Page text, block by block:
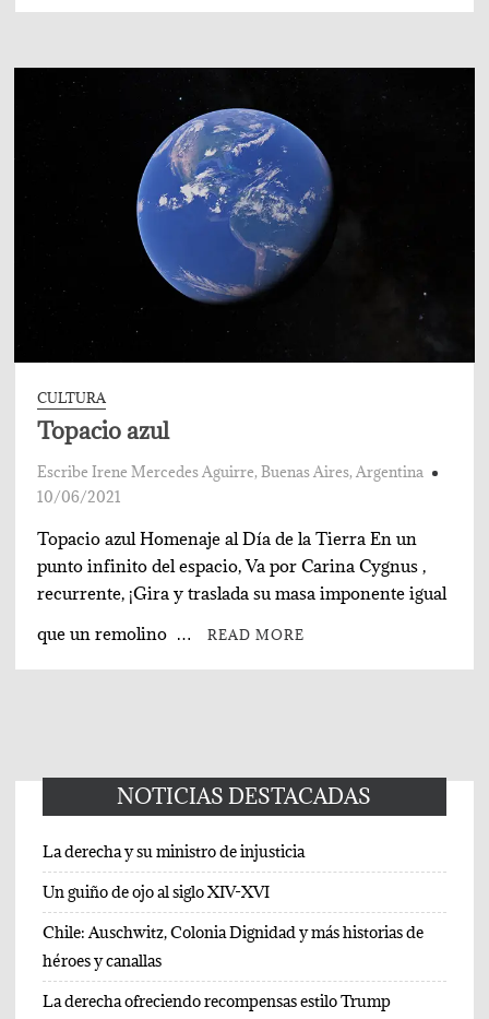
CULTURA
Topacio azul
Escribe Irene Mercedes Aguirre, Buenas Aires, Argentina
10/06/2021
Topacio azul Homenaje al Día de la Tierra En un
punto infinito del espacio, Va por Carina Cygnus ,
recurrente, ¡Gira y traslada su masa imponente igual
que un remolino …
READ MORE
NOTICIAS DESTACADAS
La derecha y su ministro de injusticia
Un guiño de ojo al siglo XIV-XVI
Chile: Auschwitz, Colonia Dignidad y más historias de
héroes y canallas
La derecha ofreciendo recompensas estilo Trump